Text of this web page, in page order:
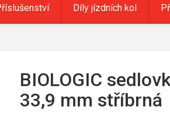
Díly jízdních kol
BIOLOGIC
33,9 mm stříbrná